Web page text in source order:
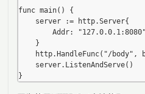
func main() {